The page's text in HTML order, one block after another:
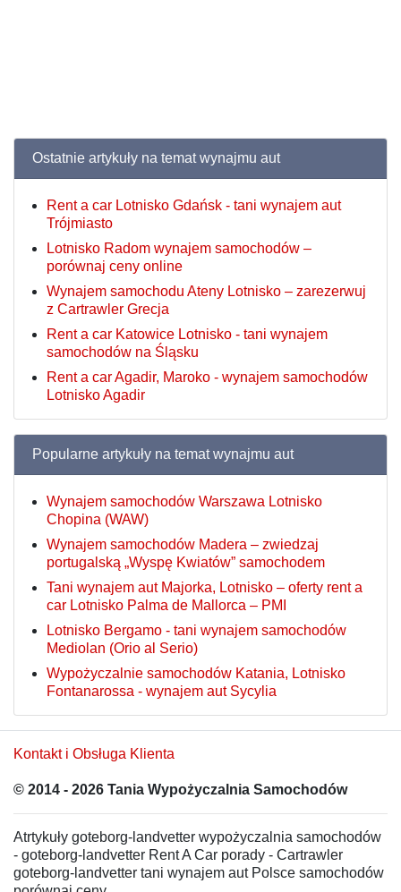
Ostatnie artykuły na temat wynajmu aut
Rent a car Lotnisko Gdańsk - tani wynajem aut
Trójmiasto
Lotnisko Radom wynajem samochodów –
porównaj ceny online
Wynajem samochodu Ateny Lotnisko – zarezerwuj
z Cartrawler Grecja
Rent a car Katowice Lotnisko - tani wynajem
samochodów na Śląsku
Rent a car Agadir, Maroko - wynajem samochodów
Lotnisko Agadir
Popularne artykuły na temat wynajmu aut
Wynajem samochodów Warszawa Lotnisko
Chopina (WAW)
Wynajem samochodów Madera – zwiedzaj
portugalską „Wyspę Kwiatów” samochodem
Tani wynajem aut Majorka, Lotnisko – oferty rent a
car Lotnisko Palma de Mallorca – PMI
Lotnisko Bergamo - tani wynajem samochodów
Mediolan (Orio al Serio)
Wypożyczalnie samochodów Katania, Lotnisko
Fontanarossa - wynajem aut Sycylia
Kontakt i Obsługa Klienta
© 2014 - 2026 Tania Wypożyczalnia Samochodów
Atrtykuły goteborg-landvetter wypożyczalnia samochodów
- goteborg-landvetter Rent A Car porady - Cartrawler
goteborg-landvetter tani wynajem aut Polsce samochodów